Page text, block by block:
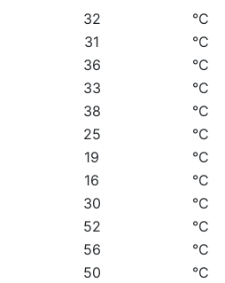
32
°C
31
°C
36
°C
33
°C
38
°C
25
°C
19
°C
16
°C
30
°C
52
°C
56
°C
50 °C